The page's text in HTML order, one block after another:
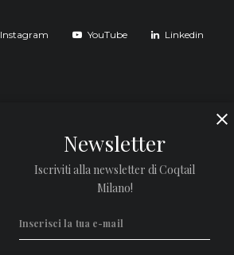
Instagram YouTube Linkedin
Newsletter
Iscriviti alla newsletter di Coqtail
Milano!